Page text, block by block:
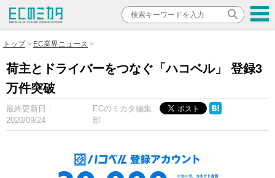
トップ EC業界ニュース
荷主とドライバーをつなぐ「ハコベル」 登録3
万件突破
最終更新日：
2020/09/24
ECのミカタ編集
部